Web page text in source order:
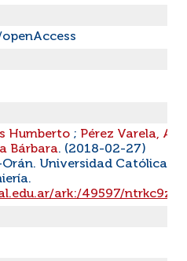
Humberto ; Pérez Varela, Ana
Bárbara. (2018-02-27)
Universidad Católica de
ark:/49597/